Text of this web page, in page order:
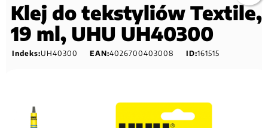
Klej do tekstyliów Textile,
19 ml, UHU UH40300
Indeks:UH40300 EAN:4026700403008 ID:161515